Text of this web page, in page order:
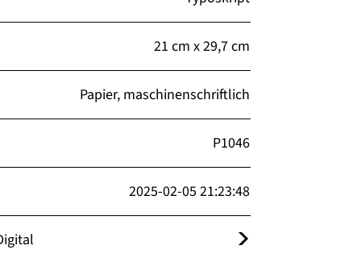
21 cm x 29,7 cm
Papier, maschinenschriftlich
P1046
2025-02-05 21:23:48